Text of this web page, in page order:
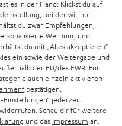
es in der Hand: Klickst du auf
bei der wir nur
du zwar Empfehlungen,
Werbung und
du mit „Alles akzeptieren“.
ein sowie der Weitergabe und
der EU/des EWR. Für
auch einzeln aktivieren
bestätigen.
Einstellungen“ jederzeit
Schau dir für weitere
und das Impressum an.